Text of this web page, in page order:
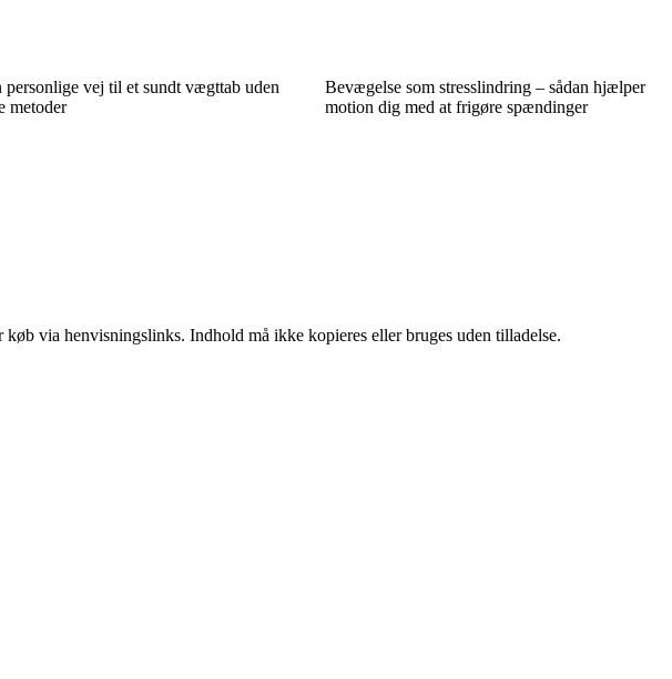
personlige vej til et sundt vægttab uden
metoder
Bevægelse som stresslindring – sådan hjælper
motion dig med at frigøre spændinger
via henvisningslinks. Indhold må ikke kopieres eller bruges uden tilladelse.